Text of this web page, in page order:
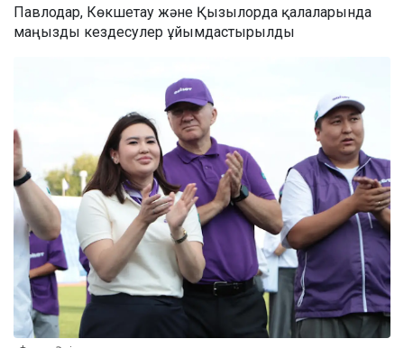
Павлодар, Көкшетау және Қызылорда қалаларында
маңызды кездесулер ұйымдастырылды